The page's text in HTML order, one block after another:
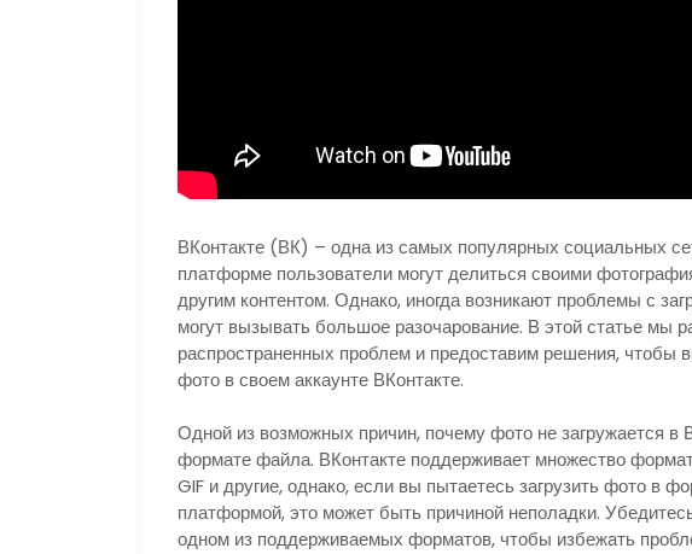
ВКонтакте (ВК) – одна из самых популярных социальных
платформе пользователи могут делиться своими
другим контентом. Однако, иногда возникают проблемы с
могут вызывать большое разочарование. В этой статье мы
распространенных проблем и предоставим решения, чтобы
фото в своем аккаунте ВКонтакте.
Одной из возможных причин, почему фото не загружается в
формате файла. ВКонтакте поддерживает множество
GIF и другие, однако, если вы пытаетесь загрузить фото в
платформой, это может быть причиной неполадки.
одном из поддерживаемых форматов, чтобы избежать